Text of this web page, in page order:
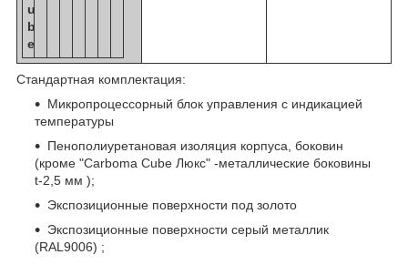
u
b
e
Стандартная комплектация:
Микропроцессорный блок управления с индикацией
температуры
Пенополиуретановая изоляция корпуса, боковин
(кроме "Carboma Cube Люкс" -металлические боковины
t-2,5 мм );
Экспозиционные поверхности под золото
Экспозиционные поверхности серый металлик
(RAL9006) ;